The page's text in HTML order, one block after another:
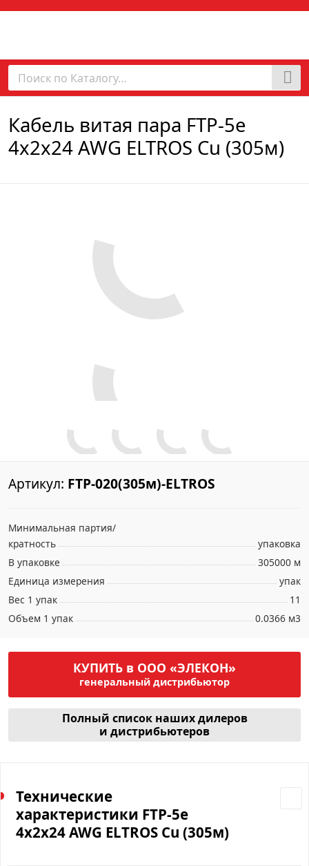
Кабель витая пара FTP-5е
4х2х24 AWG ELTROS Cu (305м)
Артикул: FTP-020(305м)-ELTROS
Минимальная партия/
кратность
упаковка
В упаковке
305000 м
Единица измерения
упак
Вес 1 упак
11
Объем 1 упак
0.0366 м3
КУПИТЬ в ООО «ЭЛЕКОН»
генеральный дистрибьютор
Полный список наших дилеров
и дистрибьютеров
Технические
характеристики FTP-5е
4х2х24 AWG ELTROS Cu (305м)